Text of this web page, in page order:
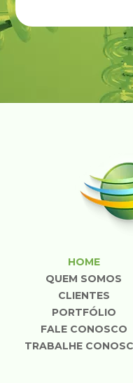
HOME
QUEM SOMOS
CLIENTES
PORTFÓLIO
FALE CONOSCO
TRABALHE